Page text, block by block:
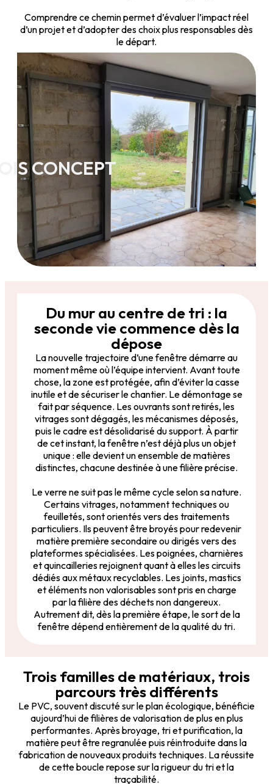
CONCEPT
Comprendre ce chemin permet d’évaluer l’impact réel
d’un projet et d’adopter des choix plus responsables dès
le départ.
Du mur au centre de tri : la
seconde vie commence dès la
dépose
La nouvelle trajectoire d’une fenêtre démarre au
moment même où l’équipe intervient. Avant toute
chose, la zone est protégée, afin d’éviter la casse
inutile et de sécuriser le chantier. Le démontage se
fait par séquence. Les ouvrants sont retirés, les
vitrages sont dégagés, les mécanismes déposés,
puis le cadre est désolidarisé du support. À partir
de cet instant, la fenêtre n’est déjà plus un objet
unique : elle devient un ensemble de matières
distinctes, chacune destinée à une filière précise.
Le verre ne suit pas le même cycle selon sa nature.
Certains vitrages, notamment techniques ou
feuilletés, sont orientés vers des traitements
particuliers. Ils peuvent être broyés pour redevenir
matière première secondaire ou dirigés vers des
plateformes spécialisées. Les poignées, charnières
et quincailleries rejoignent quant à elles les circuits
dédiés aux métaux recyclables. Les joints, mastics
et éléments non valorisables sont pris en charge
par la filière des déchets non dangereux.
Autrement dit, dès la première étape, le sort de la
fenêtre dépend entièrement de la qualité du tri.
Trois familles de matériaux, trois
parcours très différents
Le PVC, souvent discuté sur le plan écologique, bénéficie
aujourd’hui de filières de valorisation de plus en plus
performantes. Après broyage, tri et purification, la
matière peut être regranulée puis réintroduite dans la
fabrication de nouveaux produits techniques. La réussite
de cette boucle repose sur la rigueur du tri et la
traçabilité.